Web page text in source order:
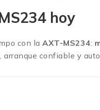
hoy
con la AXT-MS234:
confiable y